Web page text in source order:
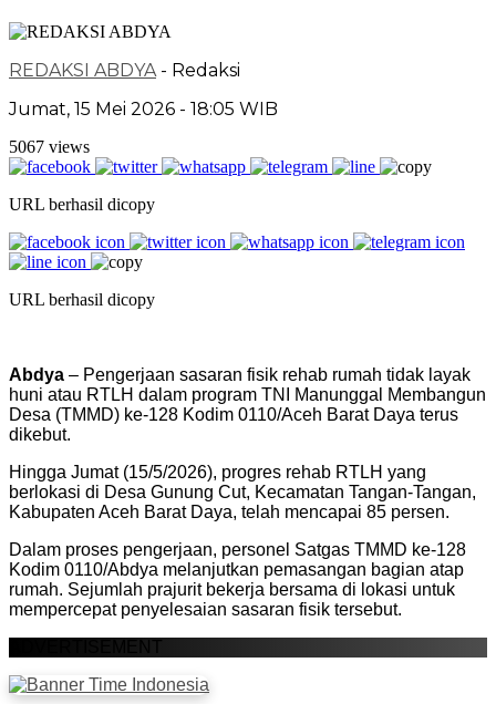
REDAKSI ABDYA - Redaksi
Jumat, 15 Mei 2026 - 18:05 WIB
5067 views
URL berhasil dicopy
URL berhasil dicopy
Abdya – Pengerjaan sasaran fisik rehab rumah tidak layak
huni atau RTLH dalam program TNI Manunggal Membangun
Desa (TMMD) ke-128 Kodim 0110/Aceh Barat Daya terus
dikebut.
Hingga Jumat (15/5/2026), progres rehab RTLH yang
berlokasi di Desa Gunung Cut, Kecamatan Tangan-Tangan,
Kabupaten Aceh Barat Daya, telah mencapai 85 persen.
Dalam proses pengerjaan, personel Satgas TMMD ke-128
Kodim 0110/Abdya melanjutkan pemasangan bagian atap
rumah. Sejumlah prajurit bekerja bersama di lokasi untuk
mempercepat penyelesaian sasaran fisik tersebut.
ADVERTISEMENT